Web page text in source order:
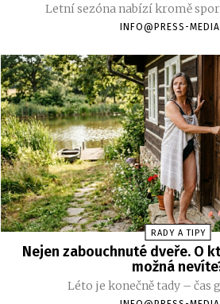
Letní sezóna nabízí kromě
INFO@PRESS-
RADY A TIPY
Nejen zabouchnuté dveře. O
možná
Léto je konečně tady – čas